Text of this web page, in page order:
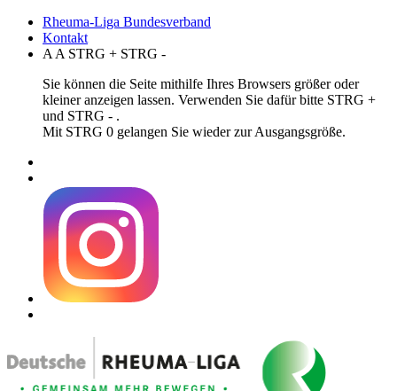
Rheuma-Liga Bundesverband
Kontakt
A A STRG + STRG -
Sie können die Seite mithilfe Ihres Browsers größer oder
kleiner anzeigen lassen. Verwenden Sie dafür bitte STRG +
und STRG - .
Mit STRG 0 gelangen Sie wieder zur Ausgangsgröße.